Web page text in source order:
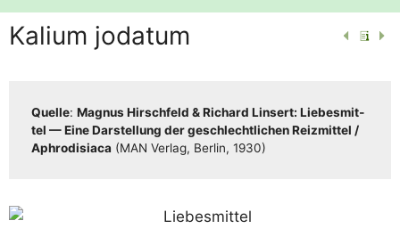
Kalium jodatum
Quel­le: Magnus Hirsch­feld & Richard Lin­sert: Lie­bes­mit­
tel — Eine Dar­stel­lung der geschlecht­li­chen Reiz­mit­tel /​​
Aphro­di­sia­ca (MAN Ver­lag, Ber­lin, 1930)